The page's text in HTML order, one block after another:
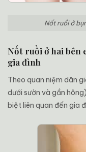
Nốt ruồi ở
Nốt ruồi ở hai bên
gia đình
Theo quan niệm dân
dưới sườn và gần
biệt liên quan đến gia